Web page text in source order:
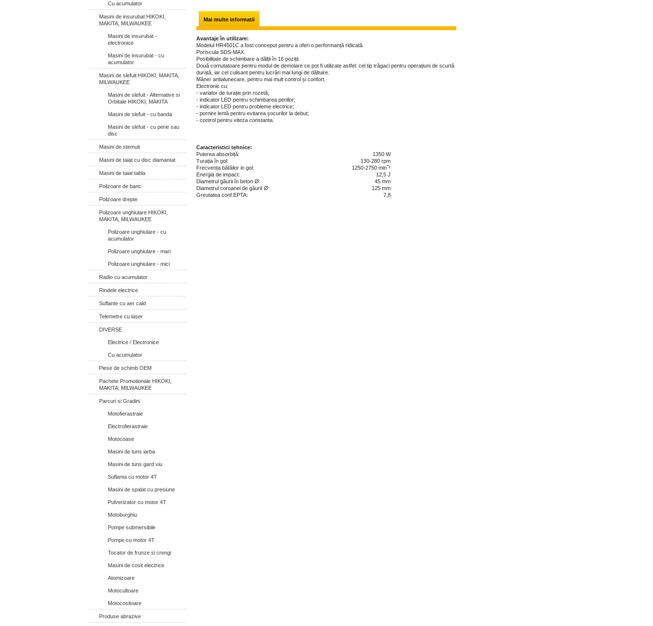
Cu acumulator
Masini de insurubat HIKOKI,
MAKITA, MILWAUKEE
Masini de insurubat -
electronice
Masini de insurubat - cu
acumulator
Masini de slefuit HIKOKI, MAKITA,
MILWAUKEE
Masini de slefuit - Alternative si
Orbitale HIKOKI, MAKITA
Masini de slefuit - cu banda
Masini de slefuit - cu perie sau
disc
Masini de stemuit
Masini de taiat cu disc diamantat
Masini de taiat tabla
Polizoare de banc
Polizoare drepte
Polizoare unghiulare HIKOKI,
MAKITA, MILWAUKEE
Polizoare unghiulare - cu
acumulator
Polizoare unghiulare - mari
Polizoare unghiulare - mici
Radio cu acumulator
Rindele electrice
Suflante cu aer cald
Telemetre cu laser
DIVERSE
Electrice / Electronice
Cu acumulator
Piese de schimb OEM
Pachete Promotionale HIKOKI,
MAKITA, MILWAUKEE
Parcuri si Gradini
Motofierastraie
Electrofierastraie
Motocoase
Masini de tuns iarba
Masini de tuns gard viu
Suflanta cu motor 4T
Masini de spalat cu presiune
Pulverizator cu motor 4T
Motoburghiu
Pompe submersibile
Pompe cu motor 4T
Tocator de frunze si crengi
Masini de cosit electrice
Atomizoare
Motocultoare
Motocositoare
Produse abrazive
Mai multe informatii
Avantaje în utilizare:
Modelul HR4501C a fost conceput pentru a oferi o performanță ridicată.
Portscula SDS-MAX.
Posibilitate de schimbare a dălții în 16 poziții.
Două comutatoare pentru modul de demolare ce pot fi utilizate astfel: cel tip trăgaci pentru operațiuni de scurtă
durată, iar cel culisant pentru lucrări mai lungi de dăltuire.
Mâner antialunecare, pentru mai mult control și confort.
Electronic cu:
- variator de turație prin rozetă;
- indicator LED pentru schimbarea periilor;
- indicator LED pentru probleme electrice;
- pornire lentă pentru evitarea șocurilor la debut;
- control pentru viteza constanta.
Caracteristici tehnice:
Puterea absorbită:
1350 W
Turația în gol:
130-280 rpm
Frecvența bătăilor in gol:
1250-2750 min‾¹
Energia de impact:
12,5 J
Diametrul găurii în beton Ø:
45 mm
Diametrul coroanei de găurit Ø:
125 mm
Greutatea conf.EPTA:
7,8